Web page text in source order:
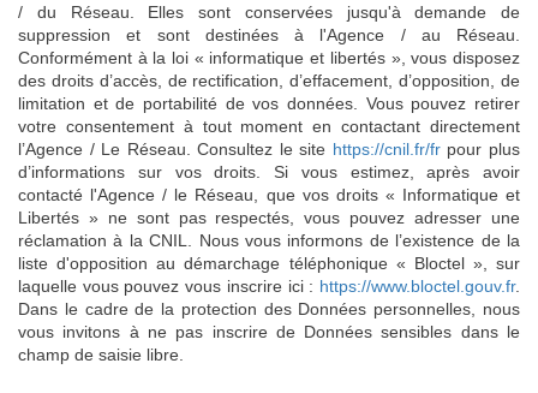
/ du Réseau. Elles sont conservées jusqu'à demande de
suppression et sont destinées à l'Agence / au Réseau.
Conformément à la loi « informatique et libertés », vous disposez
des droits d’accès, de rectification, d’effacement, d’opposition, de
limitation et de portabilité de vos données. Vous pouvez retirer
votre consentement à tout moment en contactant directement
l’Agence / Le Réseau. Consultez le site https://cnil.fr/frpour plus
d’informations sur vos droits. Si vous estimez, après avoir
contacté l'Agence / le Réseau, que vos droits « Informatique et
Libertés » ne sont pas respectés, vous pouvez adresser une
réclamation à la CNIL. Nous vous informons de l’existence de la
liste d'opposition au démarchage téléphonique « Bloctel », sur
laquelle vous pouvez vous inscrire ici : https://www.bloctel.gouv.fr.
Dans le cadre de la protection des Données personnelles, nous
vous invitons à ne pas inscrire de Données sensibles dans le
champ de saisie libre.